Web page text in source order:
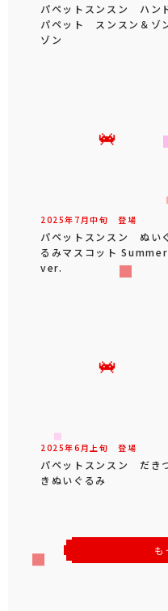
パペットスンスン ハン
パペット スンスン＆ゾ
ゾン
2025年 7 月中旬 登場
パペットスンスン ぬい
るみマスコット Summer
ver.
2025年6 月 上旬 登場
パペットスンスン だき
きぬいぐるみ
も